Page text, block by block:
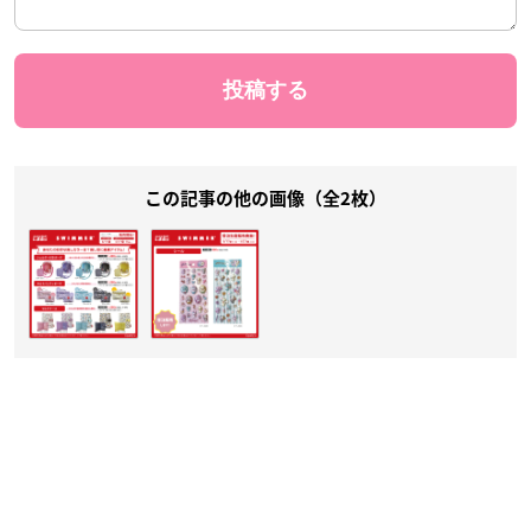
この記事の他の画像（全2枚）